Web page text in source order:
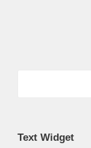
Text Widget